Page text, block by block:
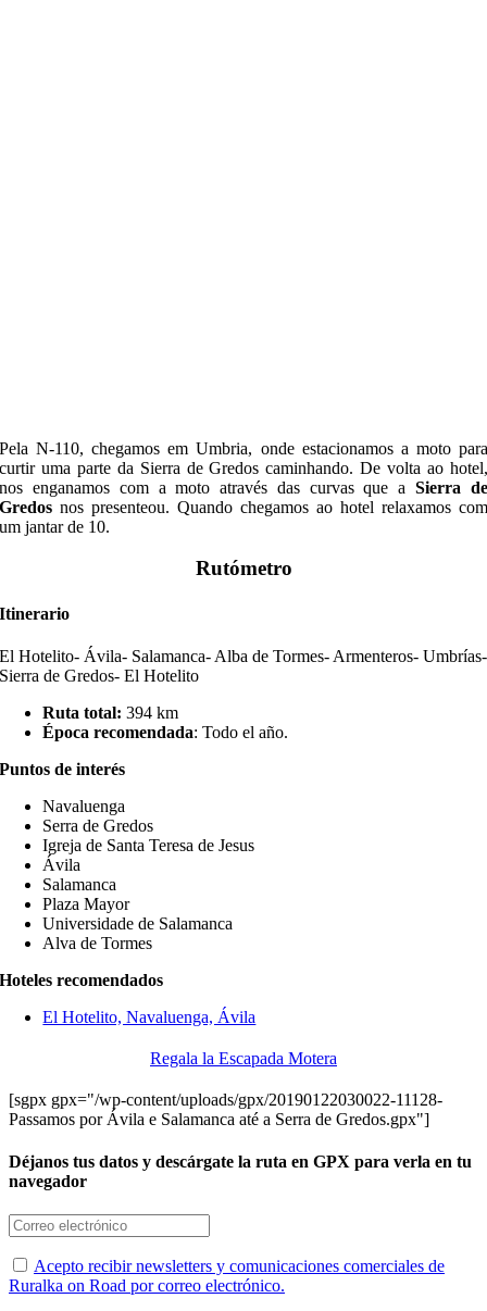
Pela N-110, chegamos em Umbria, onde estacionamos a moto para
curtir uma parte da Sierra de Gredos caminhando. De volta ao hotel,
nos enganamos com a moto através das curvas que a Sierra de
Gredos nos presenteou. Quando chegamos ao hotel relaxamos com
um jantar de 10.
Rutómetro
Itinerario
El Hotelito- Ávila- Salamanca- Alba de Tormes- Armenteros- Umbrías-
Sierra de Gredos- El Hotelito
Ruta total:394 km
Época recomendada: Todo el año.
Puntos de interés
Navaluenga
Serra de Gredos
Igreja de Santa Teresa de Jesus
Ávila
Salamanca
Plaza Mayor
Universidade de Salamanca
Alva de Tormes
Hoteles recomendados
El Hotelito, Navaluenga, Ávila
Regala la Escapada Motera
[sgpx gpx="/wp-content/uploads/gpx/20190122030022-11128-
Passamos por Ávila e Salamanca até a Serra de Gredos.gpx"]
Déjanos tus datos y descárgate la ruta en GPX para verla en tu
navegador
Acepto recibir newsletters y comunicaciones comerciales de
Ruralka on Road por correo electrónico.